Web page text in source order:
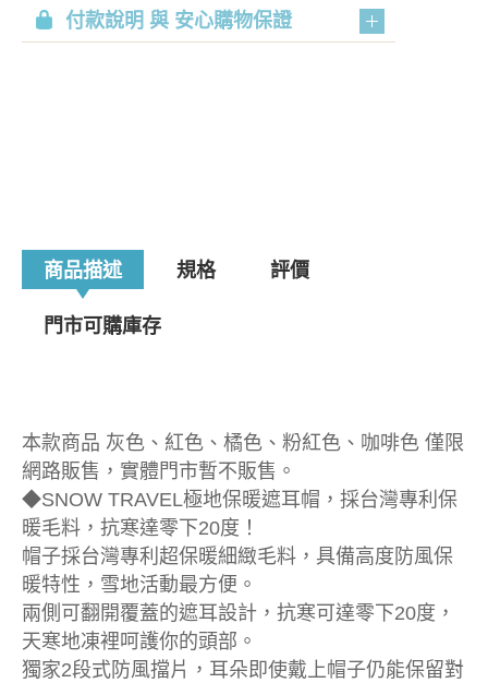
付款說明 與 安心購物保證
商品描述 規格 評價
門市可購庫存
本款商品 灰色、紅色、橘色、粉紅色、咖啡色 僅限
網路販售，實體門市暫不販售。
◆SNOW TRAVEL極地保暖遮耳帽，採台灣專利保
暖毛料，抗寒達零下20度！
帽子採台灣專利超保暖細緻毛料，具備高度防風保
暖特性，雪地活動最方便。
兩側可翻開覆蓋的遮耳設計，抗寒可達零下20度，
天寒地凍裡呵護你的頭部。
獨家2段式防風擋片，耳朵即使戴上帽子仍能保留對